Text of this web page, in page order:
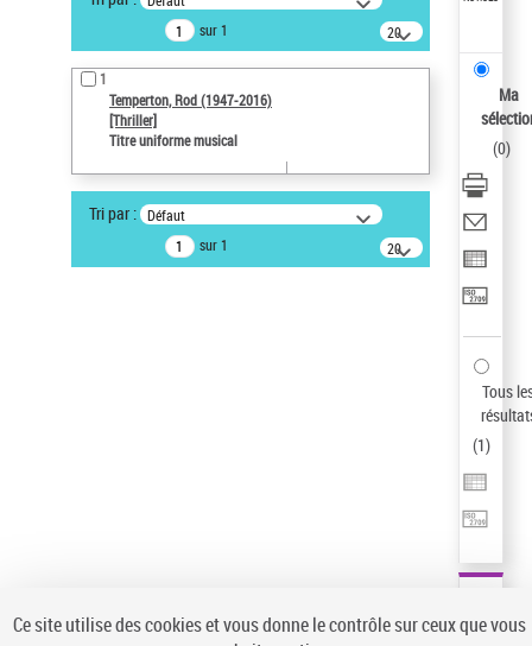
Recherche avancée dans les
notices d’autorité
Œuvres liées à l'auteur :
Temperton, Rod (1947-2016)
Sauvegarder votre recherche
AFFINER
Type de notice d'autorité
sur 1
20
résultats/page
1
Temperton, Rod (1947-2016)
[Thriller]
Titre uniforme musical
Tri par : Défaut
sur 1
20
résultats/page
Ma
(0)
Tous
(1)
Ce site utilise des cookies et vous donne le contrôle sur ceux que vous